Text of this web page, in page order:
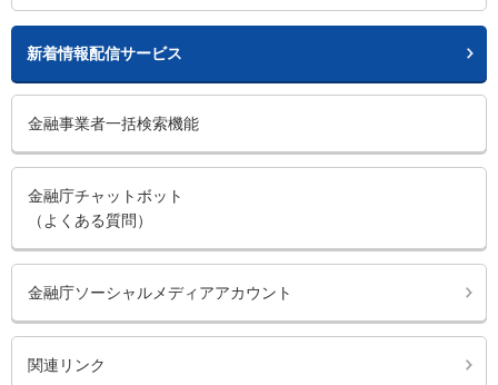
新着情報配信サービス
金融事業者一括検索機能
金融庁チャットボット
（よくある質問）
金融庁ソーシャルメディアアカウント
関連リンク